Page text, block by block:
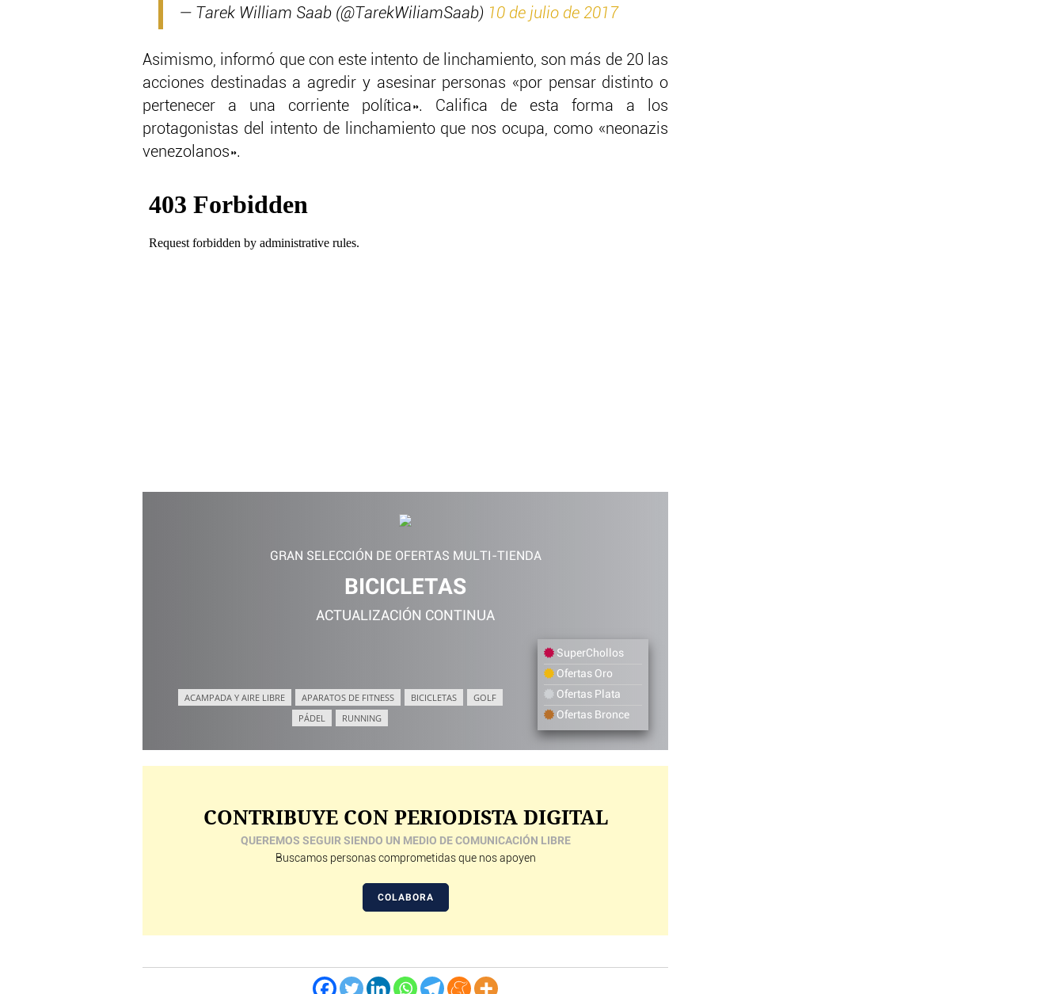
— Tarek William Saab (@TarekWiliamSaab) 10 de julio de 2017
Asimismo, informó que con este intento de linchamiento, son más de 20 las
acciones destinadas a agredir y asesinar personas «por pensar distinto o
pertenecer a una corriente política». Califica de esta forma a los
protagonistas del intento de linchamiento que nos ocupa, como «neonazis
venezolanos».
GRAN SELECCIÓN DE OFERTAS MULTI-TIENDA
BICICLETAS
ACTUALIZACIÓN CONTINUA
ACAMPADA Y AIRE LIBRE APARATOS DE FITNESS BICICLETAS
GOLF
PÁDEL
RUNNING
SuperChollos
Ofertas Oro
Ofertas Plata
Ofertas Bronce
CONTRIBUYE CON PERIODISTA DIGITAL
QUEREMOS SEGUIR SIENDO UN MEDIO DE COMUNICACIÓN LIBRE
Buscamos personas comprometidas que nos apoyen
COLABORA